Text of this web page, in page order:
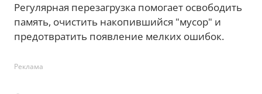
Регулярная перезагрузка помогает освободить
память, очистить накопившийся "мусор" и
предотвратить появление мелких ошибок.
Реклама